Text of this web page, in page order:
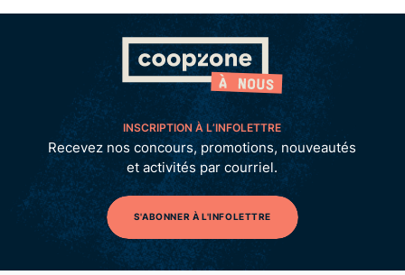
INSCRIPTION À L’INFOLETTRE
Recevez nos concours, promotions, nouveautés
et activités par courriel.
S'ABONNER À L'INFOLETTRE